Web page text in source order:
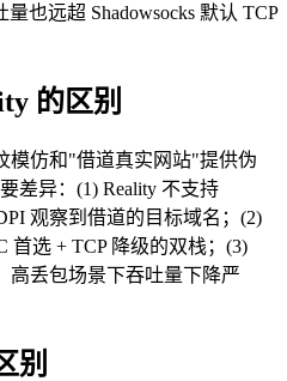
也远超 Shadowsocks 默认 TCP
的区别
模仿和"借道真实网站"提供伪
差异：(1) Reality 不支持
观察到借道的目标域名；(2)
首选 + TCP 降级的双栈；(3)
高丢包场景下吞吐量下降严
别